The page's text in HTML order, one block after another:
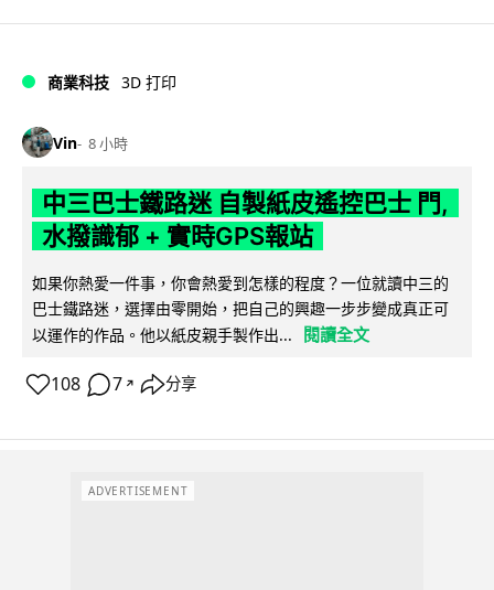
商業科技 3D 打印
Vin 8 小時
中三巴士鐵路迷 自製紙皮遙控巴士 門,
水撥識郁 + 實時GPS報站
如果你熱愛一件事，你會熱愛到怎樣的程度？一位就讀中三的
巴士鐵路迷，選擇由零開始，把自己的興趣一步步變成真正可
以運作的作品。他以紙皮親手製作出...
閱讀全文
108 7 ↗ 分享
ADVERTISEMENT